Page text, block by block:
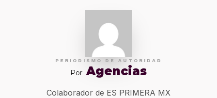
PERIODISMO DE AUTORIDAD
Por Agencias
Colaborador de ES PRIMERA MX